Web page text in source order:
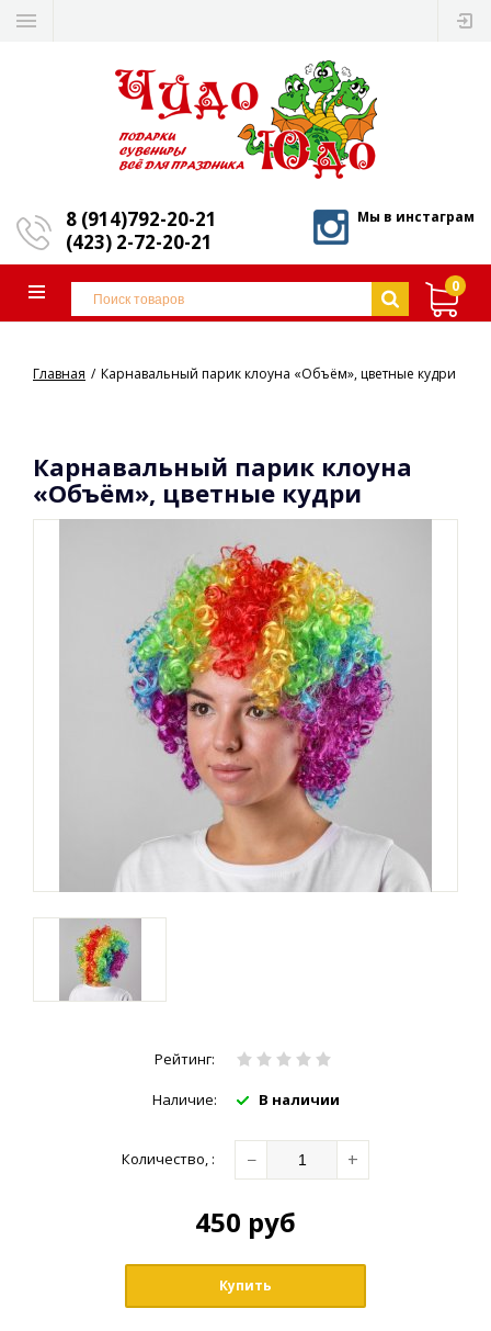
8 (914)792-20-21
(423) 2-72-20-21
Мы в инстаграм
0
Главная Карнавальный парик клоуна «Объём», цветные кудри
Карнавальный парик клоуна
«Объём», цветные кудри
Рейтинг:
Наличие: В наличии
Количество, : − +
450 руб
Купить